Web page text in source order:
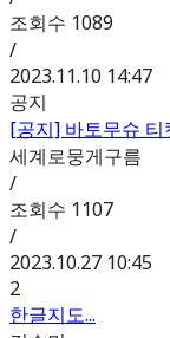
조회수 1089
/
2023.11.10 14:47
공지
[공지] 바토무슈 티
세계로뭉게구름
/
조회수 1107
/
2023.10.27 10:45
2
한글지도...